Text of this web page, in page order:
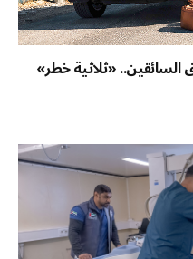
السائقين.. «ثلاثية خطر»